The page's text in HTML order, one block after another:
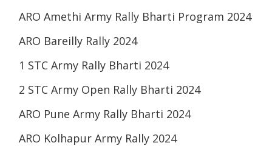
ARO Amethi Army Rally Bharti Program 2024
ARO Bareilly Rally 2024
1 STC Army Rally Bharti 2024
2 STC Army Open Rally Bharti 2024
ARO Pune Army Rally Bharti 2024
ARO Kolhapur Army Rally 2024